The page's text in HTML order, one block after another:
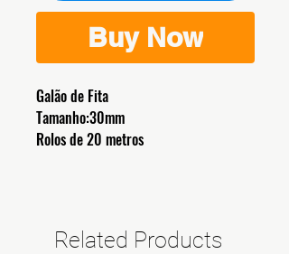
Buy Now
Galão de Fita
Tamanho:30mm
Rolos de 20 metros
Related Products